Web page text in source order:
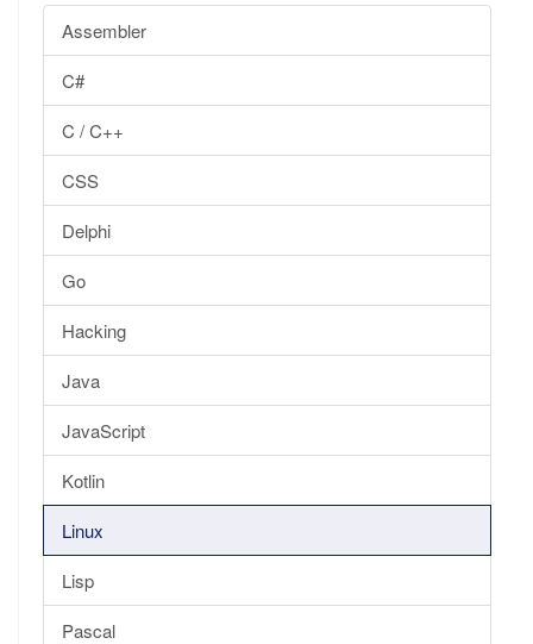
Assembler
C#
C / C++
CSS
Delphi
Go
Hacking
Java
JavaScript
Kotlin
Linux
Lisp
Pascal